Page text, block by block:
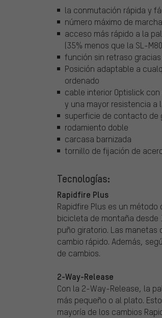
la conmutación rápida y
número máximo de
acceso más rápido a la
(35% menos que la SL-
función sin retraso
Posición adaptable a
ordenado
cable interior Optislick
y una mayor resistencia a
superficie de contacto de
rodamiento doble
carcasa barnizada
tornillo de fijación de
Tecnologías:
Rapidfire Plus
Rapidfire Plus es un
bicicleta de montaña desde
puño giratorio. Las manetas
cambio rápido. Además,
de cambios.
2-Way-Release
Con la 2-Way-Release, la
más pequeño o al plato.
mayoría de los cambios